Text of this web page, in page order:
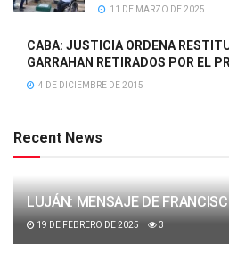
11 DE MARZO DE 2025
CABA: JUSTICIA ORDENA
GARRAHAN RETIRADOS POR EL
4 DE DICIEMBRE DE 2015
Recent News
LUJÁN: MENSAJE DE
19 DE FEBRERO DE 2025 3